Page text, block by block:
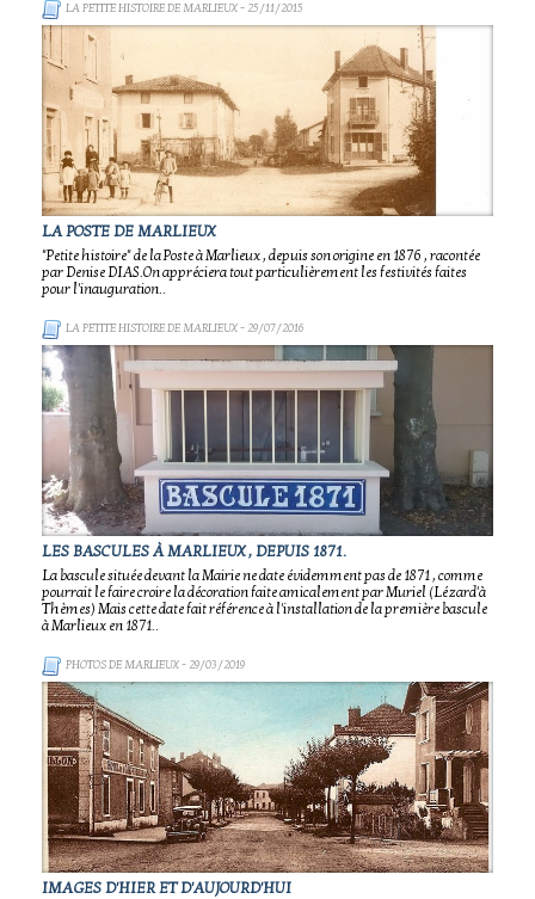
LA PETITE HISTOIRE DE MARLIEUX- 25/11/2015
LA POSTE DE MARLIEUX
"Petite histoire" de la Poste à Marlieux , depuis son origine en 1876 , racontée
par Denise DIAS.On appréciera tout particulièrement les festivités faites
pour l'inauguration..
LA PETITE HISTOIRE DE MARLIEUX- 29/07/2016
LES BASCULES À MARLIEUX , DEPUIS 1871.
La bascule située devant la Mairie ne date évidemment pas de 1871 , comme
pourrait le faire croire la décoration faite amicalement par Muriel (Lézard'à
Thèmes) Mais cette date fait référence à l'installation de la première bascule
à Marlieux en 1871..
PHOTOS DE MARLIEUX- 29/03/2019
IMAGES D'HIER ET D'AUJOURD'HUI